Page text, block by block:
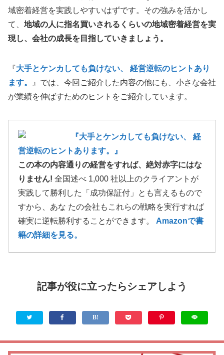
域密着経営を実践しやすいはずです。その強みを活かし
て、 地域の人に指名買いされるくらいの地域密着経営を実
現し、会社の成長を目指していきましょう。
『大手とケンカしても負けない、 経営逆転のヒントあり
ます。
』では、今回ご紹介した内容の他にも、小さな会社
が業績を伸ばすためのヒントをご紹介しています。
『大手とケンカしても負けない、 経
営逆転のヒントあります。』
この本の内容通りの経営をすれば、絶対赤字にはな
りません! 全国述べ 1,000 社以上のクライアントが
実践して勝利した「成功保証付」とも言えるもので
すから、あな たの会社もこれらの戦略を実行すれば
確実に逆転勝利することができます。 Amazonで書
籍の詳細を見る。
記事が役に立ったらシェアしよう